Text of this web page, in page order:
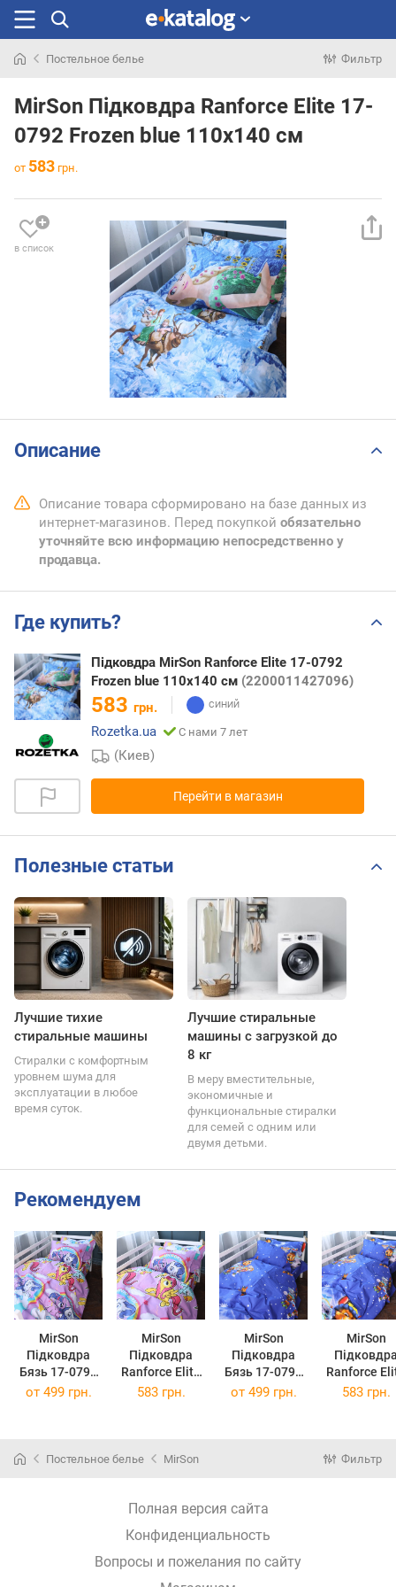
раньше
Постельное белье Фильтр
MirSon Підковдра Ranforce Elite 17-
0792 Frozen blue 110х140 см
от 583 грн.
в список
Описание
Описание товара сформировано на базе данных из
интернет-магазинов. Перед покупкой обязательно
уточняйте всю информацию непосредственно у
продавца.
Где купить?
Підковдра MirSon Ranforce Elite 17-0792
Frozen blue 110х140 см (2200011427096)
583 грн.
Rozetka.ua
С нами 7 лет
(Киев)
Перейти в магазин
Полезные статьи
Лучшие тихие
стиральные машины
Стиралки с комфортным
уровнем шума для
эксплуатации в любое
время суток.
Лучшие стиральные
машины с загрузкой до
8 кг
В меру вместительные,
экономичные и
функциональные стиралки
для семей с одним или
двумя детьми.
Рекомендуем
MirSon
Підковдра
Бязь 17-0793
My Little Pony
MirSon
Підковдра
Ranforce Elite
17-0793 My
MirSon
Підковдра
Бязь 17-0794
Paw Patrol
MirSon
Ranforce
17-0794
от 499 грн. 583 грн. от 499 грн. 583 грн.
Постельное белье MirSon Фильтр
Полная версия сайта
Конфиденциальность
Вопросы и пожелания по сайту